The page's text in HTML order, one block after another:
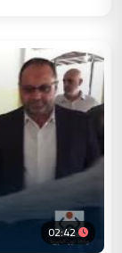
02:42